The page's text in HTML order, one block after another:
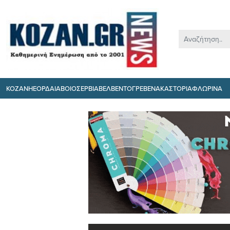
ΚΟΖΑΝΗΕΟΡΔΑΙΑΒΟΙΟΣΕΡΒΙΑΒΕΛΒΕΝΤΟΓΡΕΒΕΝΑΚΑΣΤΟΡΙΑΦΛΩΡΙΝΑ